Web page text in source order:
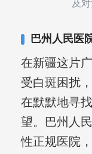
及
合巩
导
巴州人民医
在新疆这片
受白斑困扰
在默默地寻
望。巴州人
性正规医院